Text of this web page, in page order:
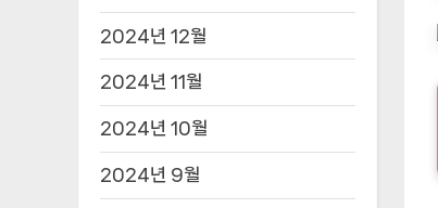
2024년 12월
2024년 11월
2024년 10월
2024년 9월